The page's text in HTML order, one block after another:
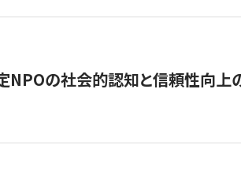
の社会的認知と信頼性向上